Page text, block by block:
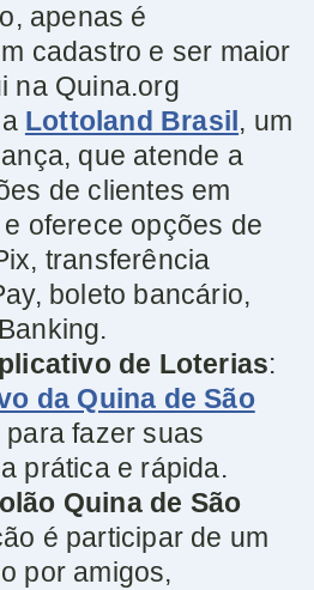
apenas é
cadastro e ser maior
na Quina.org
Lottoland Brasil , um
que atende a
de clientes em
oferece opções de
transferência
boleto bancário,
de Loterias:
da Quina de São
fazer suas
prática e rápida.
Quina de São
é participar de um
por amigos,